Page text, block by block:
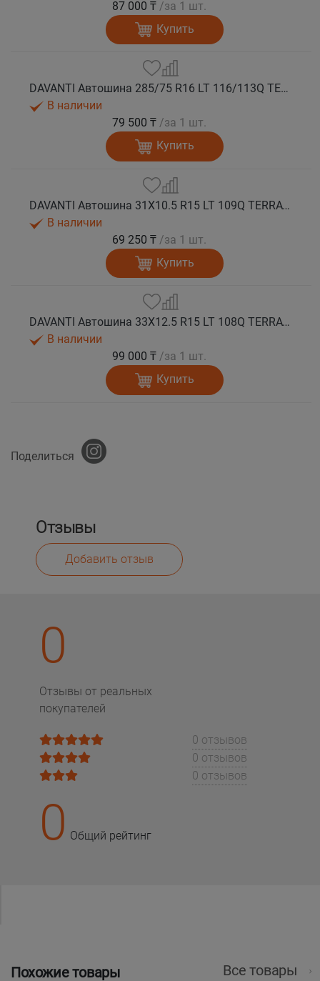
87 000 ₸ /за 1 шт.
Купить
DAVANTI Автошина 285/75 R16 LT 116/113Q TERRATOURA M/T RBL 10PR RPR лето
В наличии
79 500 ₸ /за 1 шт.
Купить
DAVANTI Автошина 31X10.5 R15 LT 109Q TERRATOURA M/T RBL 6PR RPR лето
В наличии
69 250 ₸ /за 1 шт.
Купить
DAVANTI Автошина 33X12.5 R15 LT 108Q TERRATOURA M/T RBL 6PR RPR лето
В наличии
99 000 ₸ /за 1 шт.
Купить
Поделиться
Отзывы
Добавить отзыв
0
Отзывы от реальных
покупателей
0 отзывов
0 отзывов
0 отзывов
0 Общий рейтинг
Похожие товары Все товары